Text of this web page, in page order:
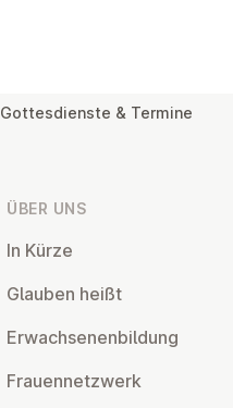
Gottesdienste & Termine
ÜBER UNS
In Kürze
Glauben heißt
Er­wach­se­nen­bil­dung
Frau­en­netz­werk